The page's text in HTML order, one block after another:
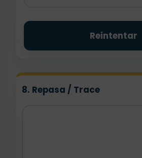
Reintentar
8. Repasa / Trace